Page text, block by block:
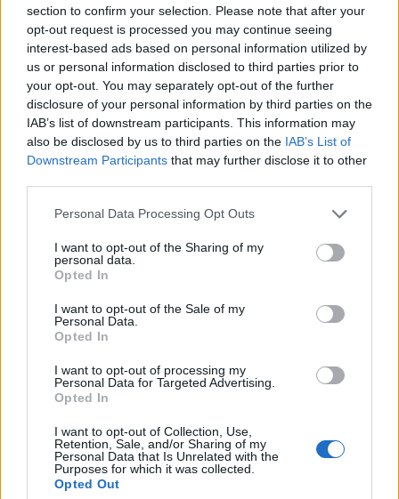
section to confirm your selection. Please note that after your
opt-out request is processed you may continue seeing
interest-based ads based on personal information utilized by
us or personal information disclosed to third parties prior to
your opt-out. You may separately opt-out of the further
disclosure of your personal information by third parties on the
IAB’s list of downstream participants. This information may
also be disclosed by us to third parties on the IAB’s List of
Downstream Participants that may further disclose it to other
Personal Data Processing Opt Outs
I want to opt-out of the Sharing of my
personal data.
Opted In
I want to opt-out of the Sale of my
Personal Data.
Opted In
I want to opt-out of processing my
Personal Data for Targeted Advertising.
Opted In
I want to opt-out of Collection, Use,
Retention, Sale, and/or Sharing of my
Personal Data that Is Unrelated with the
Purposes for which it was collected.
Opted Out
jelentette be, hogy a 14. havi nyugdíj bevezetésén
dolgoznak. Orbán Viktor ezzel követte Lázár
János építési és közlekedési minisztert, aki a
héten beszélt már erről. Úgy tűnik, beindult a
választási előtti, jóléti intézkedések fokozatos
bejelentése.
nyugdíjak értéke nem csökkenhet, és ha a gazdaság
motorja jól húz, akkor abból a nyugdíjasoknak is
részesülniük kell" - írta a miniszterelnök. (...) gőzerővel
dolgozunk a 14. havi nyugdíjon - írta Orbán Viktor. Lázár
János építési és közlekedési miniszter...
KEDVES OLVASÓNK!
A keresett cikk a portfolio.hu hírarchívumához
regisztrációhoz kötött.
Az előfizetés a következőket tartalmazza:
Portfolio.hu teljes cikkarchívum